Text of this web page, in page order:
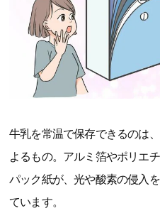
牛乳を常温で保存できるのは
よるもの。アルミ箔やポリエ
パック紙が、光や酸素の侵入
ています。